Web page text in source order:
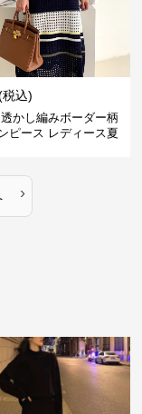
税込)
かし編みボーダー柄
ピース レディース夏
›